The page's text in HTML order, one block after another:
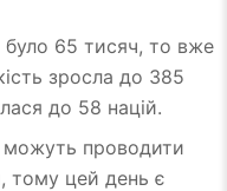
було 65 тисяч, то вже
зросла до 385
до 58 націй.
можуть проводити
тому цей день є